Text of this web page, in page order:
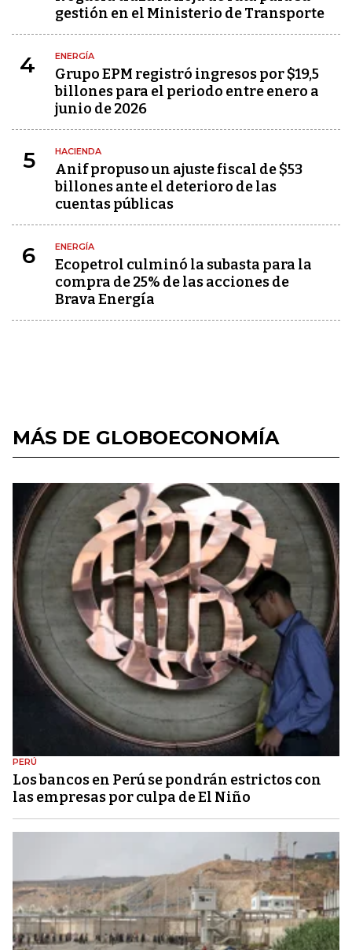
gestión en el Ministerio de Transporte
4 ENERGÍA
Grupo EPM registró ingresos por $19,5
billones para el periodo entre enero a
junio de 2026
5 HACIENDA
Anif propuso un ajuste fiscal de $53
billones ante el deterioro de las
cuentas públicas
6 ENERGÍA
Ecopetrol culminó la subasta para la
compra de 25% de las acciones de
Brava Energía
MÁS DE GLOBOECONOMÍA
PERÚ
Los bancos en Perú se pondrán estrictos con
las empresas por culpa de El Niño